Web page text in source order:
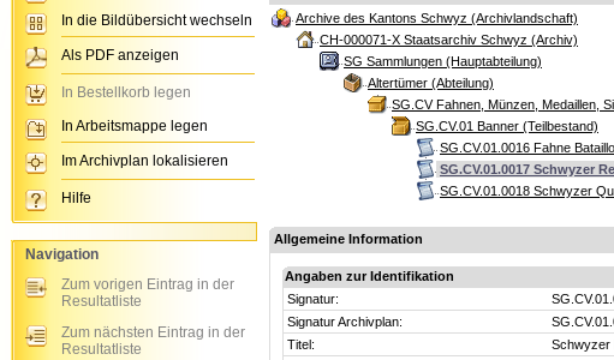
Archive des Kantons Schwyz (Archivlandschaft)
CH-000071-X Staatsarchiv Schwyz (Archiv)
SG Sammlungen (Hauptabteilung)
Altertümer (Abteilung)
SG.CV Fahnen, Münzen, Medaillen,
SG.CV.01 Banner (Teilbestand)
SG.CV.01.0016 Fahne
SG.CV.01.0017 Schwyzer
SG.CV.01.0018 Schwyzer
Allgemeine Information
Angaben zur Identifikation
Signatur:
Signatur Archivplan:
Titel:
Schwyzer
In die Bildübersicht wechseln
Als PDF anzeigen
In Bestellkorb legen
In Arbeitsmappe legen
Im Archivplan lokalisieren
Hilfe
Navigation
Zum vorigen Eintrag in der
Resultatliste
Zum nächsten Eintrag in der
Resultatliste